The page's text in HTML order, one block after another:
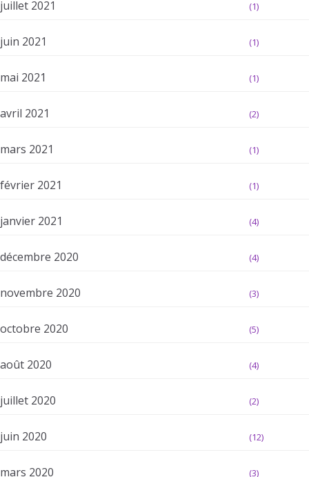
juillet 2021 (1)
juin 2021 (1)
mai 2021 (1)
avril 2021 (2)
mars 2021 (1)
février 2021 (1)
janvier 2021 (4)
décembre 2020 (4)
novembre 2020 (3)
octobre 2020 (5)
août 2020 (4)
juillet 2020 (2)
juin 2020 (12)
mars 2020 (3)